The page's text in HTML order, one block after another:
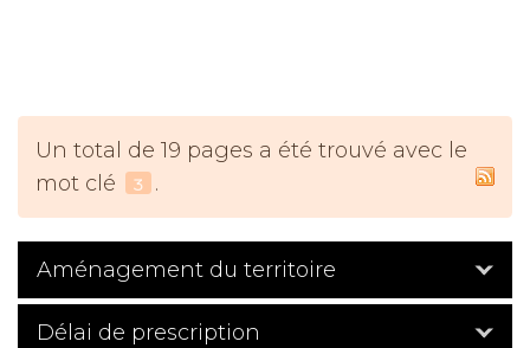
Un total de 19 pages a été trouvé avec le
mot clé
3 .
Aménagement du territoire
Délai de prescription